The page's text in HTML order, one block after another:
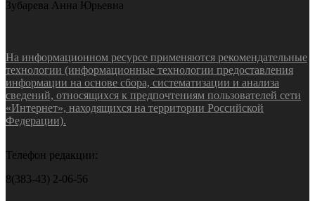
Зубарева Анна Юрьевна
На информационном ресурсе применяются рекомендательные
технологии (информационные технологии предоставления
информации на основе сбора, систематизации и анализа
сведений, относящихся к предпочтениям пользователей сети
«Интернет», находящихся на территории Российской
Федерации).
Телефон редакции:
8(383-43) 2-06-56